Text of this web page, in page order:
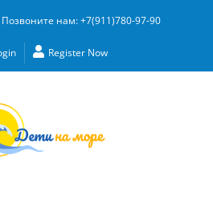
Позвоните нам: +7(911)780-97-90
Register Now